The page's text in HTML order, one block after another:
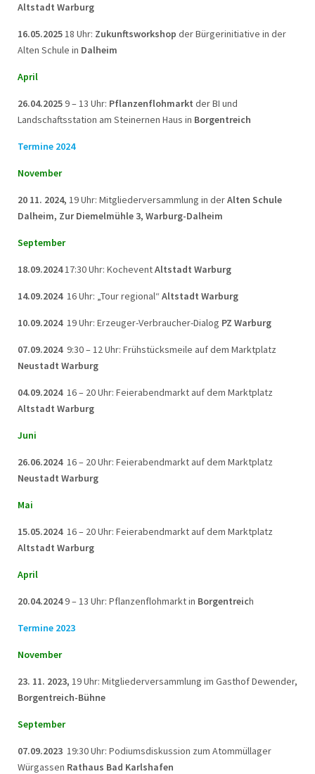
Altstadt Warburg
16.05.202518 Uhr: Zukunftsworkshop der Bürgerinitiative in der
Alten Schule in Dalheim
April
26.04.20259 – 13 Uhr: Pflanzenflohmarkt der BI und
Landschaftsstation am Steinernen Haus in Borgentreich
Termine 2024
November
20 11. 2024, 19 Uhr: Mitgliederversammlung in derAlten Schule
Dalheim, Zur Diemelmühle 3, Warburg-Dalheim
September
18.09.202417:30 Uhr: KocheventAltstadt Warburg
14.09.2024 16 Uhr: „Tour regional“ Altstadt Warburg
10.09.2024 19 Uhr: Erzeuger-Verbraucher-Dialog PZ Warburg
07.09.2024 9:30 – 12 Uhr: Frühstücksmeile auf dem Marktplatz
Neustadt Warburg
04.09.2024 16 – 20 Uhr: Feierabendmarkt auf dem Marktplatz
Altstadt Warburg
Juni
26.06.2024 16 – 20 Uhr: Feierabendmarkt auf dem Marktplatz
Neustadt Warburg
Mai
15.05.2024 16 – 20 Uhr: Feierabendmarkt auf dem Marktplatz
Altstadt Warburg
April
20.04.20249 – 13 Uhr: Pflanzenflohmarkt in Borgentreich
Termine 2023
November
23. 11. 2023, 19 Uhr: Mitgliederversammlung im Gasthof Dewender,
Borgentreich-Bühne
September
07.09.2023 19:30 Uhr: Podiumsdiskussion zum Atommüllager
Würgassen Rathaus Bad Karlshafen